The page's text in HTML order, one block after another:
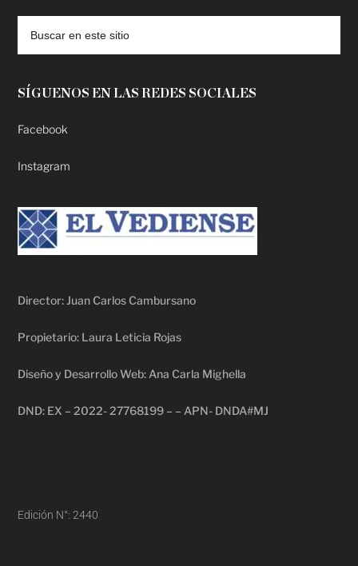
SÍGUENOS EN LAS REDES SOCIALES
Facebook
Instagram
Director: Juan Carlos Cambursano
Propietario: Laura Leticia Rojas
Diseño y Desarrollo Web: Ana Carla Mighella
DND: EX – 2022- 27768199 – – APN- DNDA#MJ
Edición N°: 2440